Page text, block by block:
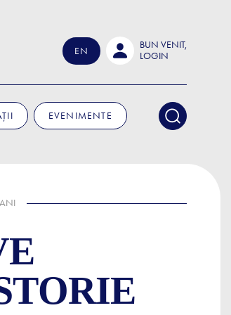
EN
BUN VENIT,
LOGIN
EVENIMENTE
ANI